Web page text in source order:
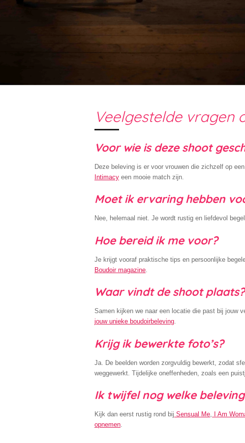
Veelgestelde vragen
Voor wie is deze shoot
Deze beleving is er voor vrouwen die zichzelf op
Intimacy een mooie match zijn.
Moet ik ervaring hebben
Nee, helemaal niet. Je wordt rustig en liefdevol
Hoe bereid ik me voor?
Je krijgt vooraf praktische tips en persoonlijke
Boudoir magazine
Waar vindt de shoot plaats?
Samen kijken we naar een locatie die past bij jouw
jouw unieke boudoirbeleving.
Krijg ik bewerkte foto’s?
Ja. De beelden worden zorgvuldig bewerkt, zodat
weggewerkt. Tijdelijke oneffenheden, zoals een
Ik twijfel nog welke
Kijk dan eerst rustig rond bij Sensual Me, I Am
opnemen.